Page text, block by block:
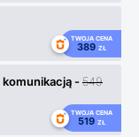
TWOJA CENA
389 ZŁ
komunikacją -549
TWOJA CENA
519 ZŁ